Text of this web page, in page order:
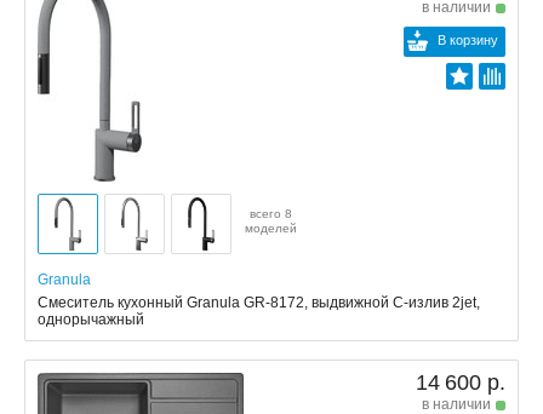
в наличии
В корзину
всего 8
моделей
Granula
Смеситель кухонный Granula GR-8172, выдвижной С-излив 2jet,
однорычажный
14 600 р.
в наличии